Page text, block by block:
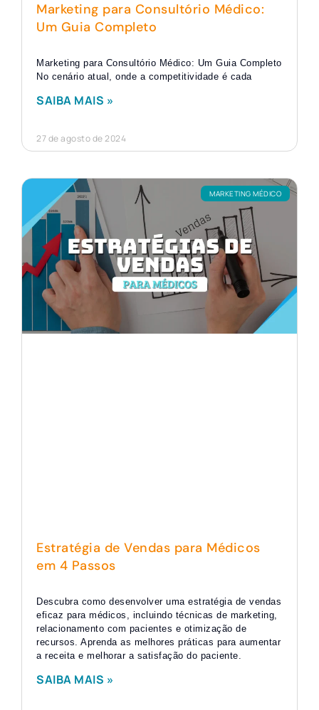
Marketing para Consultório Médico:
Um Guia Completo
Marketing para Consultório Médico: Um Guia Completo
No cenário atual, onde a competitividade é cada
SAIBA MAIS »
27 de agosto de 2024
MARKETING MÉDICO
Estratégia de Vendas para Médicos
em 4 Passos
Descubra como desenvolver uma estratégia de vendas
eficaz para médicos, incluindo técnicas de marketing,
relacionamento com pacientes e otimização de
recursos. Aprenda as melhores práticas para aumentar
a receita e melhorar a satisfação do paciente.
SAIBA MAIS »